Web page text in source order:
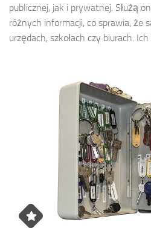
publicznej, jak i prywatnej. Służą
różnych informacji, co sprawia, że
urzędach, szkołach czy biurach.